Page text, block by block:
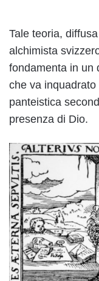
Tale teoria,
alchimista
fondamenta in un
che va inquadrato
panteistica
presenza di Dio.